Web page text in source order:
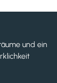
und ein